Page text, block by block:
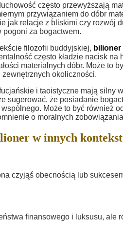
często przewyższają
przywiązaniem do dóbr
jak relacje z bliskimi czy rozwój
pogoni za bogactwem.
filozofii buddyjskiej, bilioner
często kładzie nacisk
materialnych dóbr. Może to
okoliczności.
i taoistyczne mają silny
sugerować, że posiadanie
wspólnego. Może to być również
o moralnych
w innych
czyjąś obecnością lub
finansowego i luksusu, ale